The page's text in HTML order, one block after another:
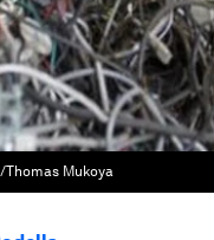
Thomas Mukoya